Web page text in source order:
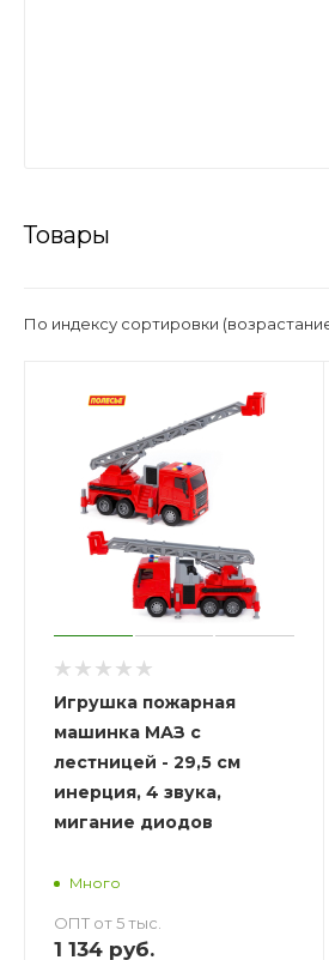
Товары
По индексу сортировки
Игрушка пожарная
машинка МАЗ с
лестницей - 29,5 см
инерция, 4 звука,
мигание диодов
Много
ОПТ от 5 тыс.
1 134 руб.